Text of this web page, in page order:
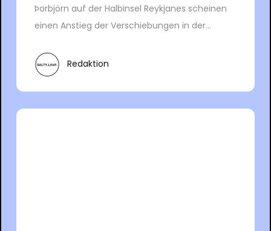
Þorbjörn auf der Halbinsel Reykjanes scheinen
einen Anstieg der Verschiebungen in der...
Redaktion